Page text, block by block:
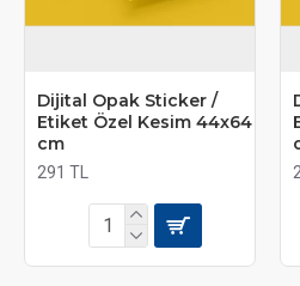
Dijital Opak Sticker /
Etiket Özel Kesim 44x64
cm
291 TL